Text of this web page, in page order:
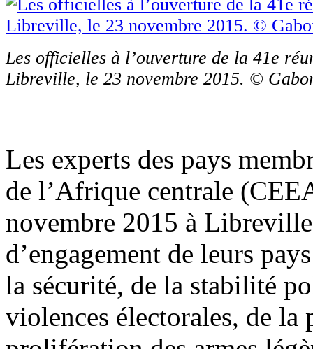
Les officielles à l’ouverture de la 41e
Libreville, le 23 novembre 2015. ©
Les experts des pays
de l’Afrique centrale
novembre 2015 à
d’engagement de leurs
la sécurité, de la stabilité
violences électorales, de